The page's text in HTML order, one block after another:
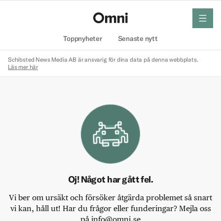
Toppnyheter Senaste nytt
meny
Schibsted News Media AB är ansvarig för dina data på denna webbplats.
Läs mer här
Oj! Något har gått fel.
Vi ber om ursäkt och försöker åtgärda problemet så snart
vi kan, håll ut! Har du frågor eller funderingar? Mejla oss